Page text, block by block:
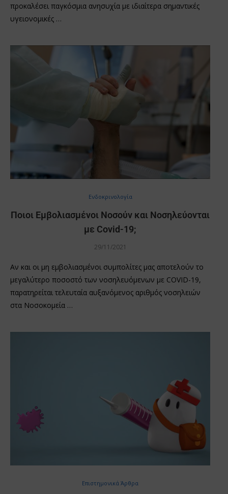
προκαλέσει παγκόσμια ανησυχία με ιδιαίτερα σημαντικές
υγειονομικές …
Ενδοκρινολογία
Ποιοι Εμβολιασμένοι Νοσούν και Νοσηλεύονται
με Covid-19;
29/11/2021
Αν και οι μη εμβολιασμένοι συμπολίτες μας αποτελούν το
μεγαλύτερο ποσοστό των νοσηλευόμενων με COVID-19,
παρατηρείται τελευταία αυξανόμενος αριθμός νοσηλειών
στα Νοσοκομεία …
Επιστημονικά Άρθρα